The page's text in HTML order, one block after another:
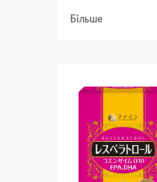
БільшеДокладніше
документах
лишить
иностранца
права
жить